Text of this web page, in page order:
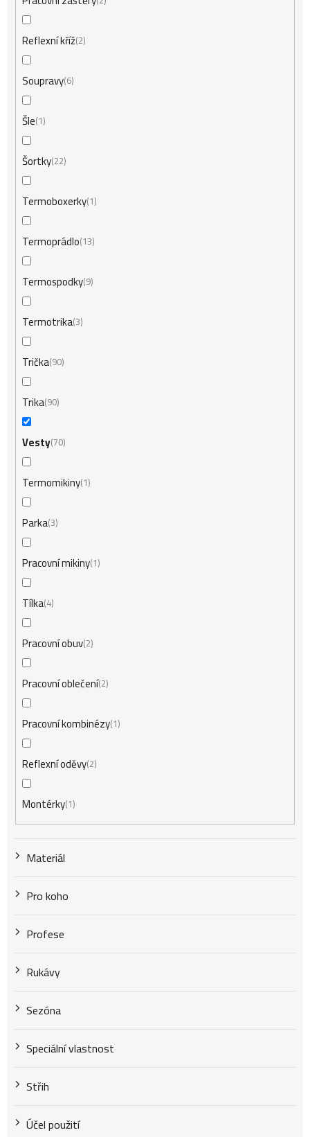
Reflexní kříž 2
Soupravy 6
Šle 1
Šortky 22
Termoboxerky 1
Termoprádlo 13
Termospodky 9
Termotrika3
Trička 90
Trika 90
Vesty70
Termomikiny 1
Parka3
Pracovní mikiny 1
Tílka 4
Pracovní obuv 2
Pracovní oblečení2
Pracovní kombinézy 1
Reflexní oděvy 2
Montérky 1
Materiál
Pro koho
Profese
Rukávy
Sezóna
Speciální vlastnost
Střih
Účel použití